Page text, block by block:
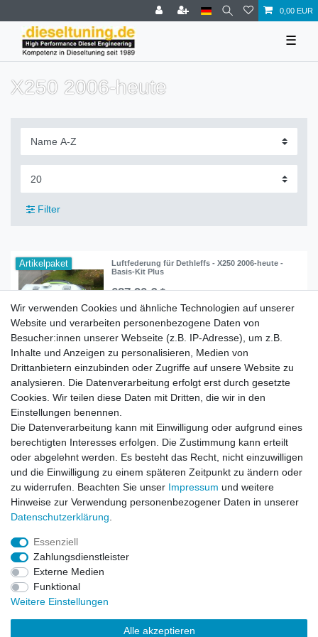
0,00 EUR
☰
X250 2006-heute
Filter
Artikelpaket
Luftfederung für Dethleffs - X250 2006-heute -
Basis-Kit Plus
687,90 € *
In den Warenkorb
Zahlung und Versand
Impressum Daten­schutz­erklärung AGB
Barrierefreiheitserklärung Widerrufs­recht
Vertrag widerrufen
© Copyright 2026 | Alle Rechte vorbehalten.
Wir verwenden Cookies und ähnliche Technologien auf unserer
Website und verarbeiten personenbezogene Daten von
Besucher:innen unserer Webseite (z.B. IP-Adresse), um z.B.
Inhalte und Anzeigen zu personalisieren, Medien von
Drittanbietern einzubinden oder Zugriffe auf unsere Website zu
analysieren. Die Datenverarbeitung erfolgt erst durch gesetzte
Cookies. Wir teilen diese Daten mit Dritten, die wir in den
Einstellungen benennen.
Die Datenverarbeitung kann mit Einwilligung oder aufgrund eines
berechtigten Interesses erfolgen. Die Zustimmung kann erteilt
oder abgelehnt werden. Es besteht das Recht, nicht einzuwilligen
und die Einwilligung zu einem späteren Zeitpunkt zu ändern oder
zu widerrufen. Beachten Sie unser Impressum und weitere
Hinweise zur Verwendung personenbezogener Daten in unserer
Daten­schutz­erklärung
Essenziell
Zahlungsdienstleister
Externe Medien
Funktional
Weitere Einstellungen
Alle akzeptieren